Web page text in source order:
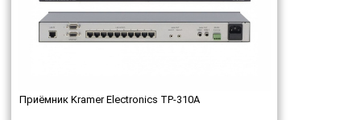
Приёмник Kramer Electronics TP-310A